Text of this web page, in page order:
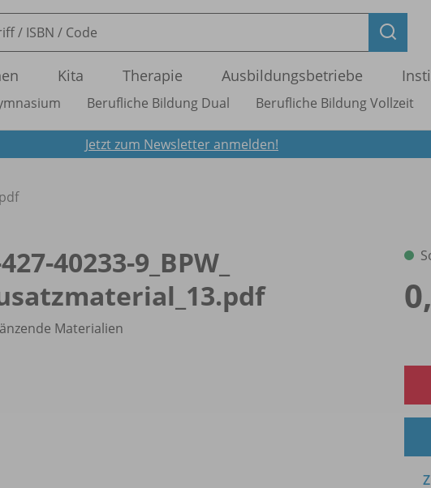
Kita Therapie Ausbildungsbetriebe
Berufliche Bildung Dual Berufliche Bildung Vollzeit
Jetzt zum Newsletter anmelden!
40233-9_ BPW_
13.pdf
Materialien